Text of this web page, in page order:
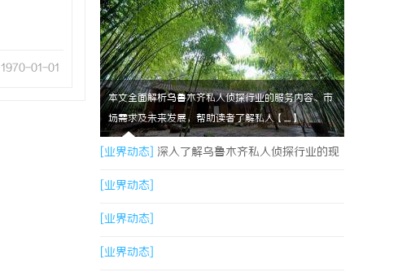
1970-01-01
本文全面解析乌鲁木齐私人侦探行业的服务内容、市
场需求及未来发展，帮助读者了解私人【....】
[业界动态] 深入了解乌鲁木齐私人侦探行业的现
状与发展趋势
[业界动态]
[业界动态]
[业界动态]